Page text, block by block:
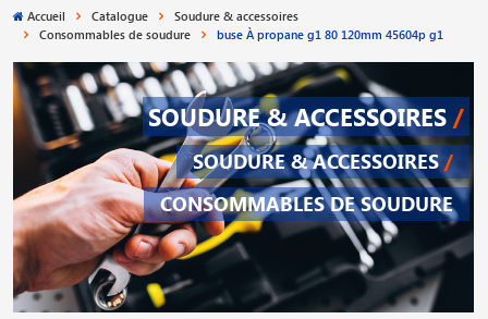
Accueil Catalogue
Soudure & accessoires
Consommables de soudure
buse À propane g1 80 120mm 45604p g1
SOUDURE & ACCESSOIRES /
SOUDURE & ACCESSOIRES /
CONSOMMABLES DE SOUDURE